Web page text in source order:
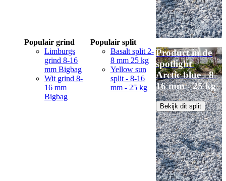
Populair grind
Limburgs
grind 8-16
mm Bigbag
Wit grind 8-
16 mm
Bigbag
Populair split
Basalt split 2-
8 mm 25 kg
Yellow sun
split - 8-16
mm - 25 kg
Product in de
spotlight
Arctic blue - 8-
16 mm - 25 kg
Bekijk dit split